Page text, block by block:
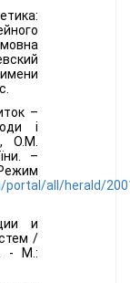
–
і
О.М.
–
portal/all/herald/
и
/
- М.: